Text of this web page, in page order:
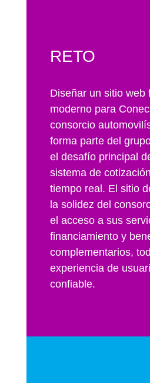
RETO
Diseñar un sitio web
moderno para
consorcio
forma parte del
el desafío principal
sistema de
tiempo real. El sitio
la solidez del
el acceso a sus
financiamiento y
complementarios,
experiencia de
confiable.